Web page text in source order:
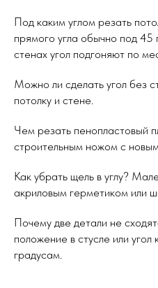
Под каким углом резать
прямого угла обычно под 45
стенах угол подгоняют по
Можно ли сделать угол без
потолку и стене.
Чем резать пенопластовый
строительным ножом с
Как убрать щель в углу?
акриловым герметиком или
Почему две детали не
положение в стусле или
градусам.